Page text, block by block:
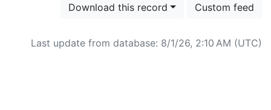
Download this record Custom feed
Last update from database: 8/1/26, 2:10 AM (UTC)